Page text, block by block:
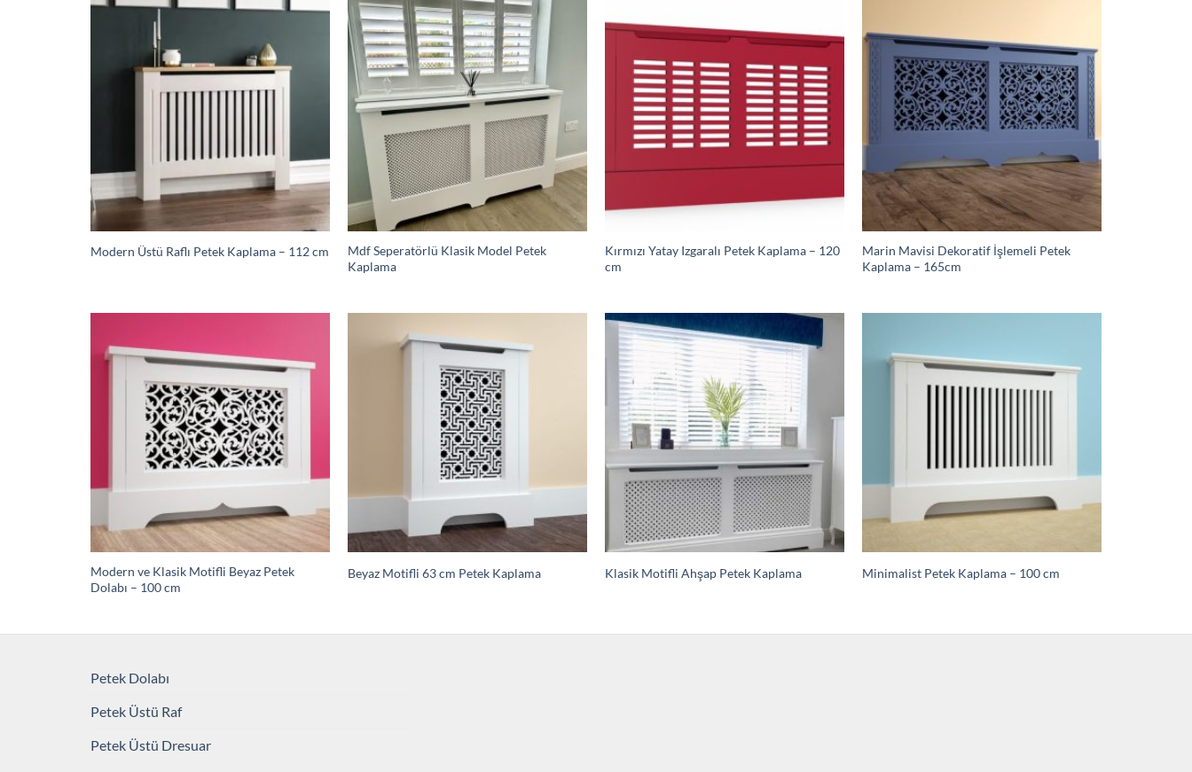
Modern Üstü Raflı Petek Kaplama – 112 cm
Mdf Seperatörlü Klasik Model Petek
Kaplama
Kırmızı Yatay Izgaralı Petek Kaplama – 120
cm
Marin Mavisi Dekoratif İşlemeli Petek
Kaplama – 165cm
Modern ve Klasik Motifli Beyaz Petek
Dolabı – 100 cm
Beyaz Motifli 63 cm Petek Kaplama Klasik Motifli Ahşap Petek Kaplama Minimalist Petek Kaplama – 100 cm
Petek Dolabı
Petek Üstü Raf
Petek Üstü Dresuar